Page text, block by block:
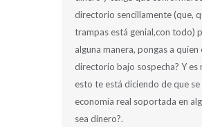
directorio sencillamente (que,
trampas está genial,con todo)
alguna manera, pongas a quien
directorio bajo sospecha? Y es
esto te está diciendo de que se
economía real soportada en
sea dinero?.